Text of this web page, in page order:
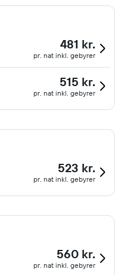
481 kr.
pr. nat inkl. gebyrer
515 kr.
pr. nat inkl. gebyrer
523 kr.
pr. nat inkl. gebyrer
560 kr.
pr. nat inkl. gebyrer